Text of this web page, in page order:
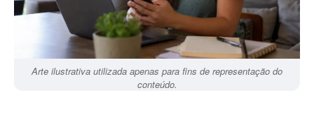
Arte ilustrativa utilizada apenas para fins de representação do
conteúdo.